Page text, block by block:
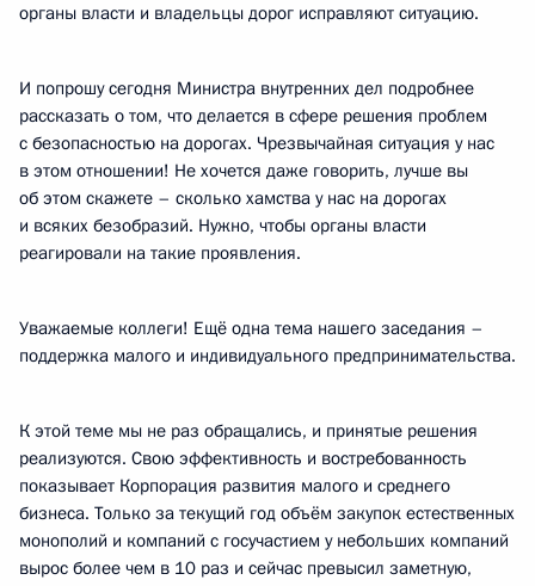
органы власти и владельцы дорог исправляют ситуацию.
И попрошу сегодня Министра внутренних дел подробнее
рассказать о том, что делается в сфере решения проблем
с безопасностью на дорогах. Чрезвычайная ситуация у нас
в этом отношении! Не хочется даже говорить, лучше вы
об этом скажете – сколько хамства у нас на дорогах
и всяких безобразий. Нужно, чтобы органы власти
реагировали на такие проявления.
Уважаемые коллеги! Ещё одна тема нашего заседания –
поддержка малого и индивидуального предпринимательства.
К этой теме мы не раз обращались, и принятые решения
реализуются. Свою эффективность и востребованность
показывает Корпорация развития малого и среднего
бизнеса. Только за текущий год объём закупок естественных
монополий и компаний с госучастием у небольших компаний
вырос более чем в 10 раз и сейчас превысил заметную,